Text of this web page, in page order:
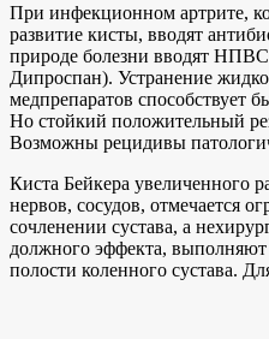
При инфекционном артрите,
развитие кисты, вводят
природе болезни вводят НПВС
Дипроспан). Устранение
медпрепаратов способствует
Но стойкий положительный
Возможны рецидивы
Киста Бейкера увеличенного
нервов, сосудов, отмечается
сочленении сустава, а
должного эффекта, выполняют
полости коленного сустава.